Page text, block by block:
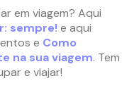
em viagem? Aqui
sempre! e aqui
e Como
na sua viagem. Tem
e viajar!